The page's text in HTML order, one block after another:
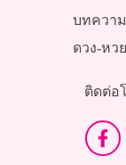
บทความ
ดวง-หวย
ติดต่อ